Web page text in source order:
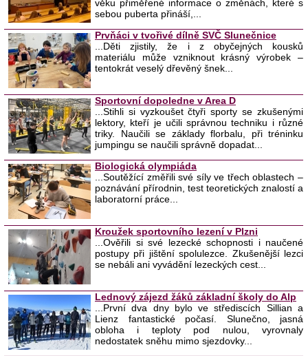
věku přiměřené informace o změnách, které s
sebou puberta přináší,...
Prvňáci v tvořivé dílně SVČ Slunečnice
...Děti zjistily, že i z obyčejných kousků
materiálu může vzniknout krásný výrobek –
tentokrát veselý dřevěný šnek...
Sportovní dopoledne v Area D
...Stihli si vyzkoušet čtyři sporty se zkušenými
lektory, kteří je učili správnou techniku i různé
triky. Naučili se základy florbalu, při tréninku
jumpingu se naučili správně dopadat...
Biologická olympiáda
...Soutěžící změřili své síly ve třech oblastech –
poznávání přírodnin, test teoretických znalostí a
laboratorní práce...
Kroužek sportovního lezení v Plzni
...Ověřili si své lezecké schopnosti i naučené
postupy při jištění spolulezce. Zkušenější lezci
se nebáli ani vyvádění lezeckých cest...
Lednový zájezd žáků základní školy do Alp
...První dva dny bylo ve střediscích Sillian a
Lienz fantastické počasí. Slunečno, jasná
obloha i teploty pod nulou, vyrovnaly
nedostatek sněhu mimo sjezdovky...